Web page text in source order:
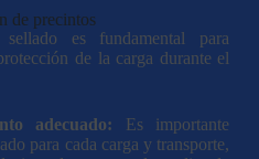
de precintos
es fundamental para
de la carga durante el
adecuado: Es importante
para cada carga y transporte,